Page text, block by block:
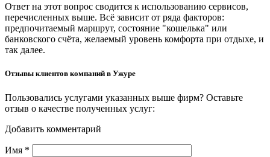
Ответ на этот вопрос сводится к использованию сервисов,
перечисленных выше. Всё зависит от ряда факторов:
предпочитаемый маршрут, состояние "кошелька" или
банковского счёта, желаемый уровень комфорта при отдыхе, и
так далее.
Отзывы клиентов компаний в Ужуре
Пользовались услугами указанных выше фирм? Оставьте
отзыв о качестве полученных услуг:
Добавить комментарий
Имя *